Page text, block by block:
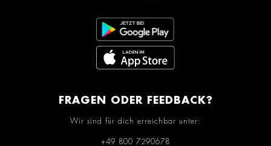
FRAGEN ODER FEEDBACK?
Wir sind für dich erreichbar unter:
+49 800 7290678